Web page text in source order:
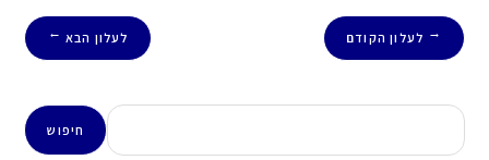
← לעלון הקודם לעלון הבא →
חיפוש
חיפוש